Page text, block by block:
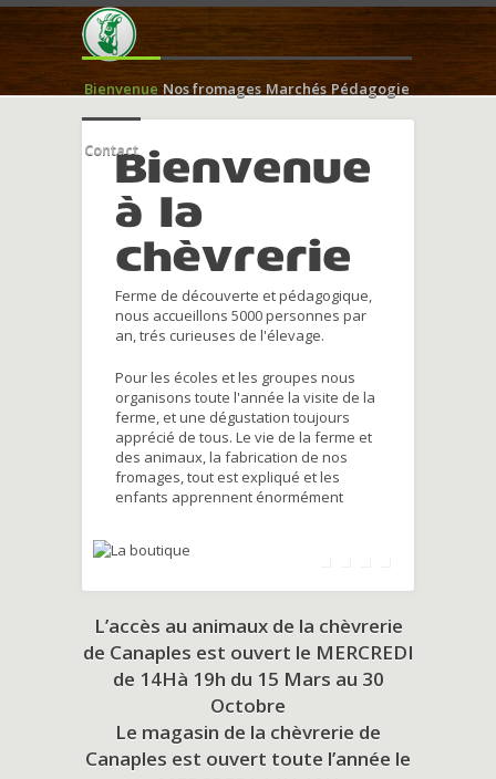
Bienvenue Nos fromages Marchés Pédagogie
ContactBienvenue
à la
chèvrerie
Ferme de découverte et pédagogique,
nous accueillons 5000 personnes par
an, trés curieuses de l'élevage.
Pour les écoles et les groupes nous
organisons toute l'année la visite de la
ferme, et une dégustation toujours
apprécié de tous. Le vie de la ferme et
des animaux, la fabrication de nos
fromages, tout est expliqué et les
enfants apprennent énormément
L’accès au animaux de la chèvrerie
de Canaples est ouvert le MERCREDI
de 14Hà 19h du 15 Mars au 30
Octobre
Le magasin de la chèvrerie de
Canaples est ouvert toute l’année le